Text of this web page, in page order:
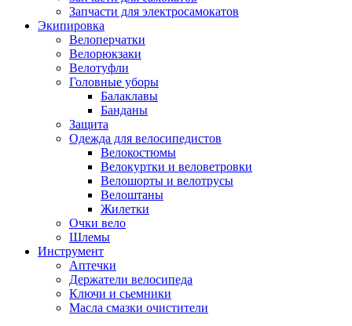
Запчасти для электросамокатов
Экипировка
Велоперчатки
Велорюкзаки
Велотуфли
Головные уборы
Балаклавы
Банданы
Защита
Одежда для велосипедистов
Велокостюмы
Велокуртки и веловетровки
Велошорты и велотрусы
Велоштаны
Жилетки
Очки вело
Шлемы
Инструмент
Аптечки
Держатели велосипеда
Ключи и сьемники
Масла смазки очистители